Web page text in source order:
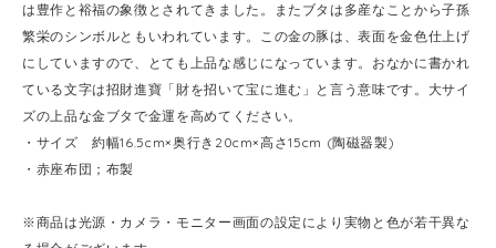
は豊作と裕福の象徴とされてきました。またブタは多産なことから子孫
繁栄のシンボルともいわれています。この金の豚は、表面を金色仕上げ
にしていますので、とても上品な感じになっています。おなかに書かれ
ている文字は招財進寶「財を招いて宝に進む」と言う意味です。大サイ
ズの上品な金ブタで金運を高めてください。
・サイズ 約幅16.5cm×奥行き20cm×高さ15cm (陶磁器製)
・赤座布団；布製
※商品は光源・カメラ・モニター画面の設定により実物と色が若干異な